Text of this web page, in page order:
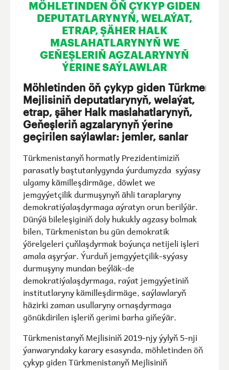
MÖHLETINDEN ÖŇ ÇYKYP GIDEN
DEPUTATLARYNYŇ, WELAÝAT,
ETRAP, ŞÄHER HALK
MASLAHATLARYNYŇ WE
GEŇEŞLERIŇ AGZALARYNYŇ
ÝERINE SAÝLAWLAR
Möhletinden öň çykyp giden
Mejlisiniň deputatlarynyň, welaýat,
etrap, şäher Halk maslahatlarynyň,
Geňeşleriň agzalarynyň ýerine
geçirilen saýlawlar: jemler, sanlar
Türkmenistanyň hormatly Prezidentimiziň
parasatly baştutanlygynda ýurdumyzda syýasy
ulgamy kämilleşdirmäge, döwlet we
jemgyýetçilik durmuşynyň ähli taraplaryny
demokratiýalaşdyrmaga aýratyn orun berilýär.
Dünýä bileleşiginiň doly hukukly agzasy bolmak
bilen, Türkmenistan bu gün demokratik
ýörelgeleri çuňlaşdyrmak boýunça netijeli işleri
amala aşyrýar. Ýurduň jemgyýetçilik-syýasy
durmuşyny mundan beýläk-de
demokratiýalaşdyrmaga, raýat jemgyýetiniň
institutlaryny kämilleşdirmäge, saýlawlaryň
häzirki zaman usullaryny ornaşdyrmaga
gönükdirilen işleriň gerimi barha giňeýär.
Türkmenistanyň Mejlisiniň 2019-njy ýylyň 5-nji
ýanwaryndaky karary esasynda, möhletinden öň
çykyp giden Türkmenistanyň Mejlisiniň